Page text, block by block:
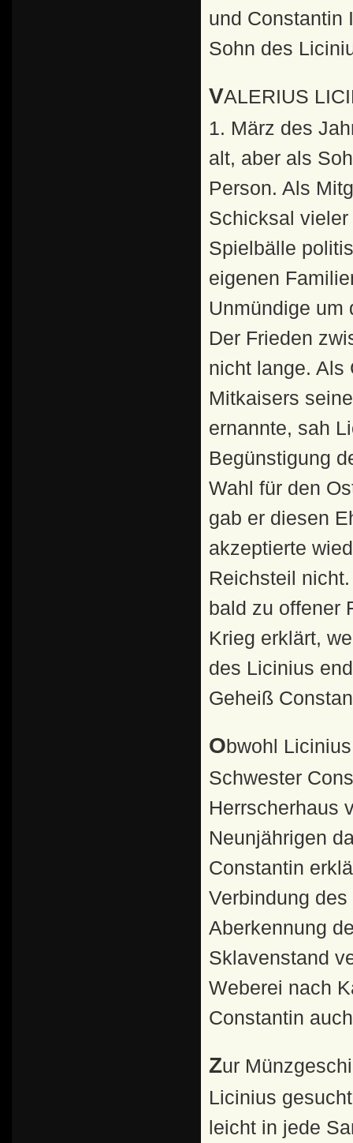
und Constantin
Sohn des
VALERIUS LICINIANUS LICINIUS IUNIOR war an diesem
1. März des
alt, aber als
Person. Als
Schicksal
Spielbälle
eigenen
Unmündige um
Der Frieden
nicht lange. Als
Mitkaisers
ernannte, sah
Begünstigung
Wahl für den
gab er diesen
akzeptierte
Reichsteil
bald zu offener
Krieg erklärt,
des Licinius
Geheiß
Obwohl Licinius II. als Sohn der Constantia, einer
Schwester
Herrscherhaus
Neunjährigen
Constantin
Verbindung
Aberkennung
Sklavenstand
Weberei nach
Constantin
Zur Münzgeschichte: Während Goldmünzen des jüngeren
Licinius
leicht in jede